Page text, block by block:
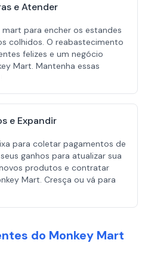
e Atender
para encher os estandes
colhidos. O reabastecimento
felizes e um negócio
Mart. Mantenha essas
e Expandir
para coletar pagamentos de
ganhos para atualizar sua
produtos e contratar
Mart. Cresça ou vá para
do Monkey Mart